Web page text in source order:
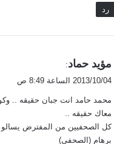
رد
ل
مؤيد حماد:
2013/10/04 الساعة 8:49 ص
محمد حامد انت جبان حقيقه ..
معاك حقيقه ..
كل الصحفيين من المفترض يسالو
برهام (الصحفي)